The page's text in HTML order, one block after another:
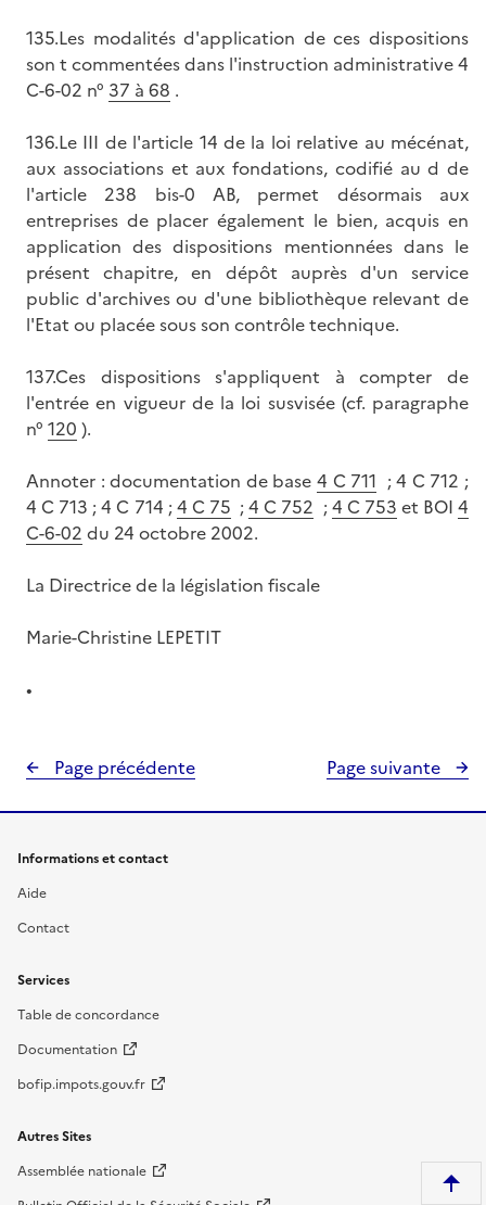
135.Les modalités d'application de ces dispositions
son t commentées dans l'instruction administrative 4
C-6-02 n° 37 à 68 .
136.Le III de l'article 14 de la loi relative au mécénat,
aux associations et aux fondations, codifié au d de
l'article 238 bis-0 AB, permet désormais aux
entreprises de placer également le bien, acquis en
application des dispositions mentionnées dans le
présent chapitre, en dépôt auprès d'un service
public d'archives ou d'une bibliothèque relevant de
l'Etat ou placée sous son contrôle technique.
137.Ces dispositions s'appliquent à compter de
l'entrée en vigueur de la loi susvisée (cf. paragraphe
n° 120 ).
Annoter : documentation de base4 C 711 ; 4 C 712 ;
4 C 713 ; 4 C 714 ;4 C 75 ;4 C 752 ;4 C 753 et BOI4
C-6-02 du 24 octobre 2002.
La Directrice de la législation fiscale
Marie-Christine LEPETIT
•
Page précédente Page suivante
Informations et contact
Aide
Contact
Services
Table de concordance
Documentation
bofip.impots.gouv.fr
Autres Sites
Assemblée nationale